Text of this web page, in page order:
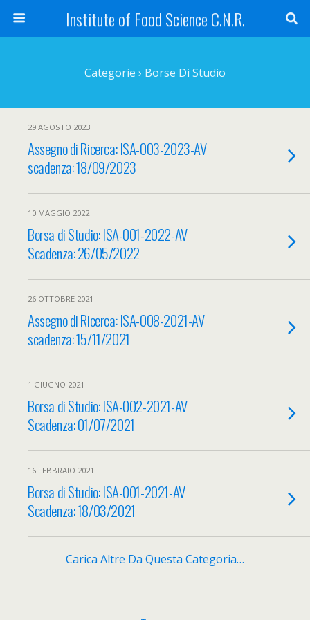
Institute of Food Science C.N.R.
Categorie › Borse Di Studio
29 AGOSTO 2023
Assegno di Ricerca: ISA-003-2023-AV
scadenza: 18/09/2023
10 MAGGIO 2022
Borsa di Studio: ISA-001-2022-AV
Scadenza: 26/05/2022
26 OTTOBRE 2021
Assegno di Ricerca: ISA-008-2021-AV
scadenza: 15/11/2021
1 GIUGNO 2021
Borsa di Studio: ISA-002-2021-AV
Scadenza: 01/07/2021
16 FEBBRAIO 2021
Borsa di Studio: ISA-001-2021-AV
Scadenza: 18/03/2021
Carica Altre Da Questa Categoria…